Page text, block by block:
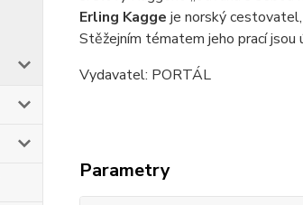
Erling Kagge je norský
Stěžejním tématem jeho prací
Vydavatel: PORTÁL
Parametry